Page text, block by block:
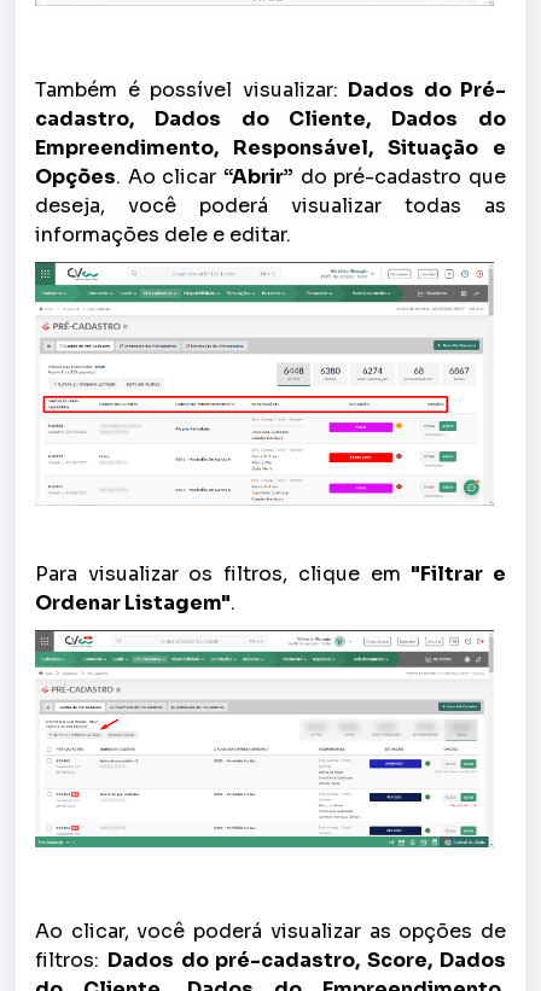
Também é possível visualizar: Dados do Pré-
cadastro, Dados do Cliente, Dados do
Empreendimento, Responsável, Situação e
Opções. Ao clicar “Abrir” do pré-cadastro que
deseja, você poderá visualizar todas as
informações dele e editar.
Para visualizar os filtros, clique em "Filtrar e
Ordenar Listagem".
Ao clicar, você poderá visualizar as opções de
filtros: Dados do pré-cadastro, Score, Dados